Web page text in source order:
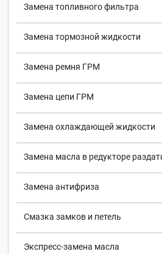
Замена топливного фильтра
Замена тормозной жидкости
Замена ремня ГРМ
Замена цепи ГРМ
Замена охлаждающей жидкости
Замена масла в редукторе
Замена антифриза
Смазка замков и петель
Экспресс-замена масла